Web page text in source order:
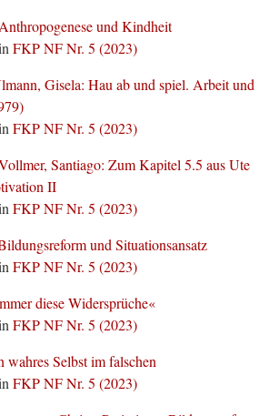
und Kindheit
FKP NF Nr. 5 (2023)
Gisela: Hau ab und spiel. Arbeit und
FKP NF Nr. 5 (2023)
Santiago: Zum Kapitel 5.5 aus Ute
II
FKP NF Nr. 5 (2023)
und Situationsansatz
FKP NF Nr. 5 (2023)
diese Widersprüche«
FKP NF Nr. 5 (2023)
Selbst im falschen
FKP NF Nr. 5 (2023)